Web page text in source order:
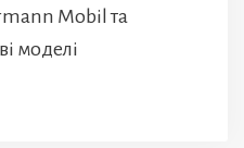
Mobil та
моделі